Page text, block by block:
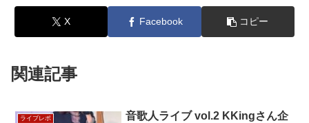
X Facebook コピー
関連記事
ライブレポ
音歌人ライブ vol.2 KKingさん企